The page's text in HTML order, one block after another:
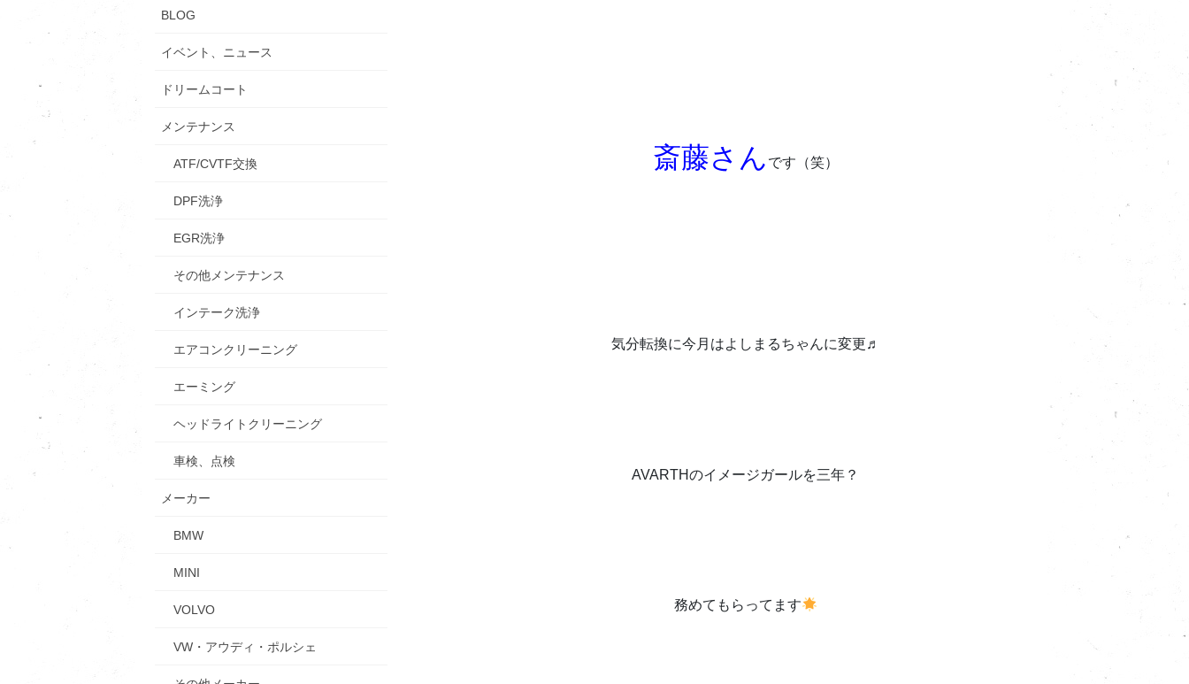
斎藤さん です（笑）
気分転換に今月はよしまるちゃんに変更♬
AVARTHのイメージガールを三年？
務めてもらってます
BLOG
イベント、ニュース
ドリームコート
メンテナンス
ATF/CVTF交換
DPF洗浄
EGR洗浄
その他メンテナンス
インテーク洗浄
エアコンクリーニング
エーミング
ヘッドライトクリーニング
車検、点検
メーカー
BMW
MINI
VOLVO
VW・アウディ・ポルシェ